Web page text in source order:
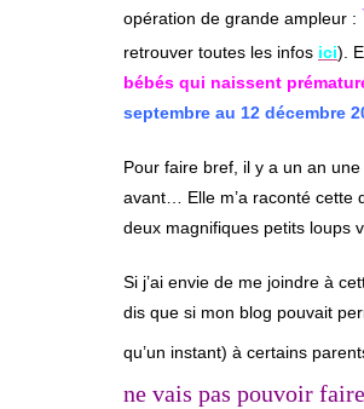
opération de grande ampleur :
retrouver toutes les infos ici).
bébés qui naissent
septembre au 12 décembre
Pour faire bref, il y a un an
avant… Elle m’a raconté cette
deux magnifiques petits loups
Si j’ai envie de me joindre à
dis que si mon blog pouvait
qu’un instant) à certains
ne vais pas pouvoir